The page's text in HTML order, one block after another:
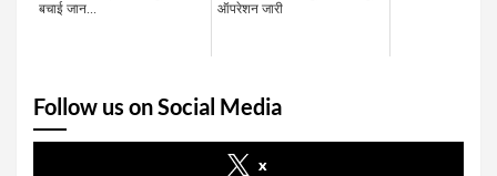
बचाई जान...
ऑपरेशन जारी
Follow us on Social Media
x